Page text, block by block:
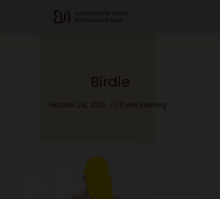
Birdie
oktober 24, 2025 0 min læsning